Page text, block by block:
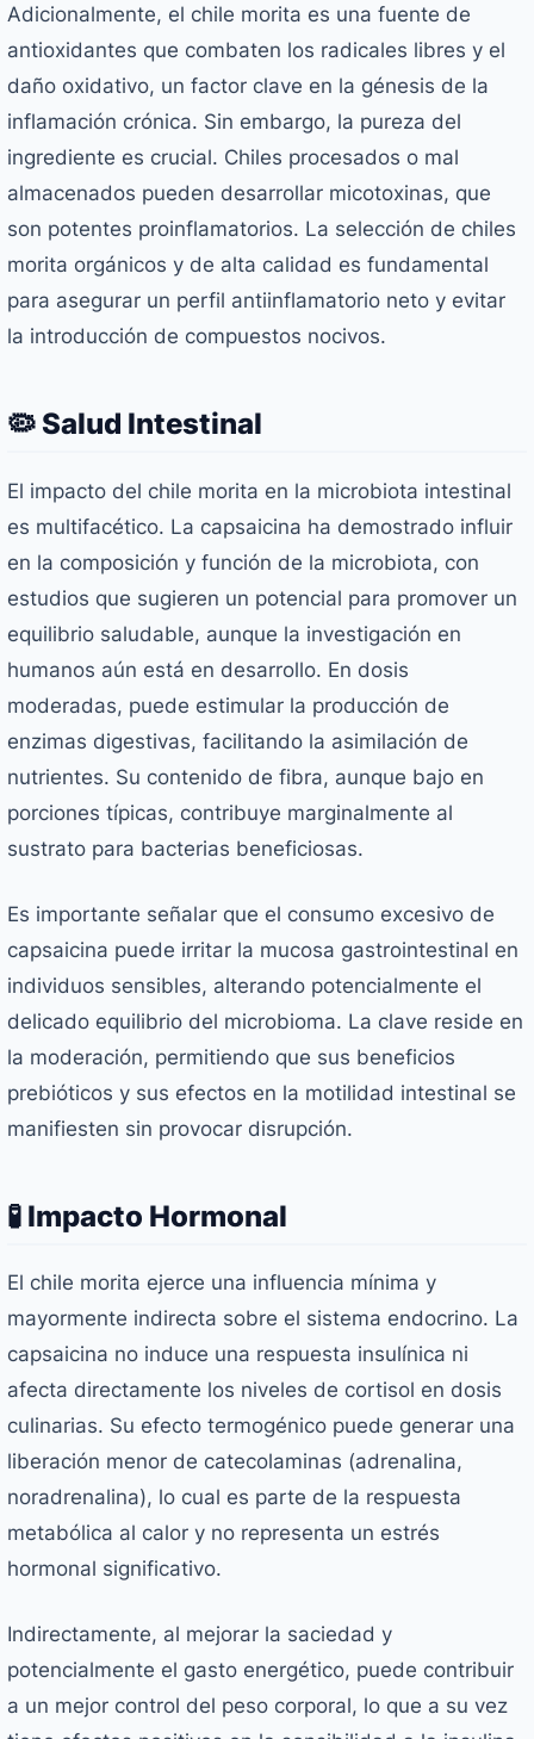
Adicionalmente, el chile morita es una fuente de
antioxidantes que combaten los radicales libres y el
daño oxidativo, un factor clave en la génesis de la
inflamación crónica. Sin embargo, la pureza del
ingrediente es crucial. Chiles procesados o mal
almacenados pueden desarrollar micotoxinas, que
son potentes proinflamatorios. La selección de chiles
morita orgánicos y de alta calidad es fundamental
para asegurar un perfil antiinflamatorio neto y evitar
la introducción de compuestos nocivos.
🦠 Salud Intestinal
El impacto del chile morita en la microbiota intestinal
es multifacético. La capsaicina ha demostrado influir
en la composición y función de la microbiota, con
estudios que sugieren un potencial para promover un
equilibrio saludable, aunque la investigación en
humanos aún está en desarrollo. En dosis
moderadas, puede estimular la producción de
enzimas digestivas, facilitando la asimilación de
nutrientes. Su contenido de fibra, aunque bajo en
porciones típicas, contribuye marginalmente al
sustrato para bacterias beneficiosas.
Es importante señalar que el consumo excesivo de
capsaicina puede irritar la mucosa gastrointestinal en
individuos sensibles, alterando potencialmente el
delicado equilibrio del microbioma. La clave reside en
la moderación, permitiendo que sus beneficios
prebióticos y sus efectos en la motilidad intestinal se
manifiesten sin provocar disrupción.
🧪 Impacto Hormonal
El chile morita ejerce una influencia mínima y
mayormente indirecta sobre el sistema endocrino. La
capsaicina no induce una respuesta insulínica ni
afecta directamente los niveles de cortisol en dosis
culinarias. Su efecto termogénico puede generar una
liberación menor de catecolaminas (adrenalina,
noradrenalina), lo cual es parte de la respuesta
metabólica al calor y no representa un estrés
hormonal significativo.
Indirectamente, al mejorar la saciedad y
potencialmente el gasto energético, puede contribuir
a un mejor control del peso corporal, lo que a su vez